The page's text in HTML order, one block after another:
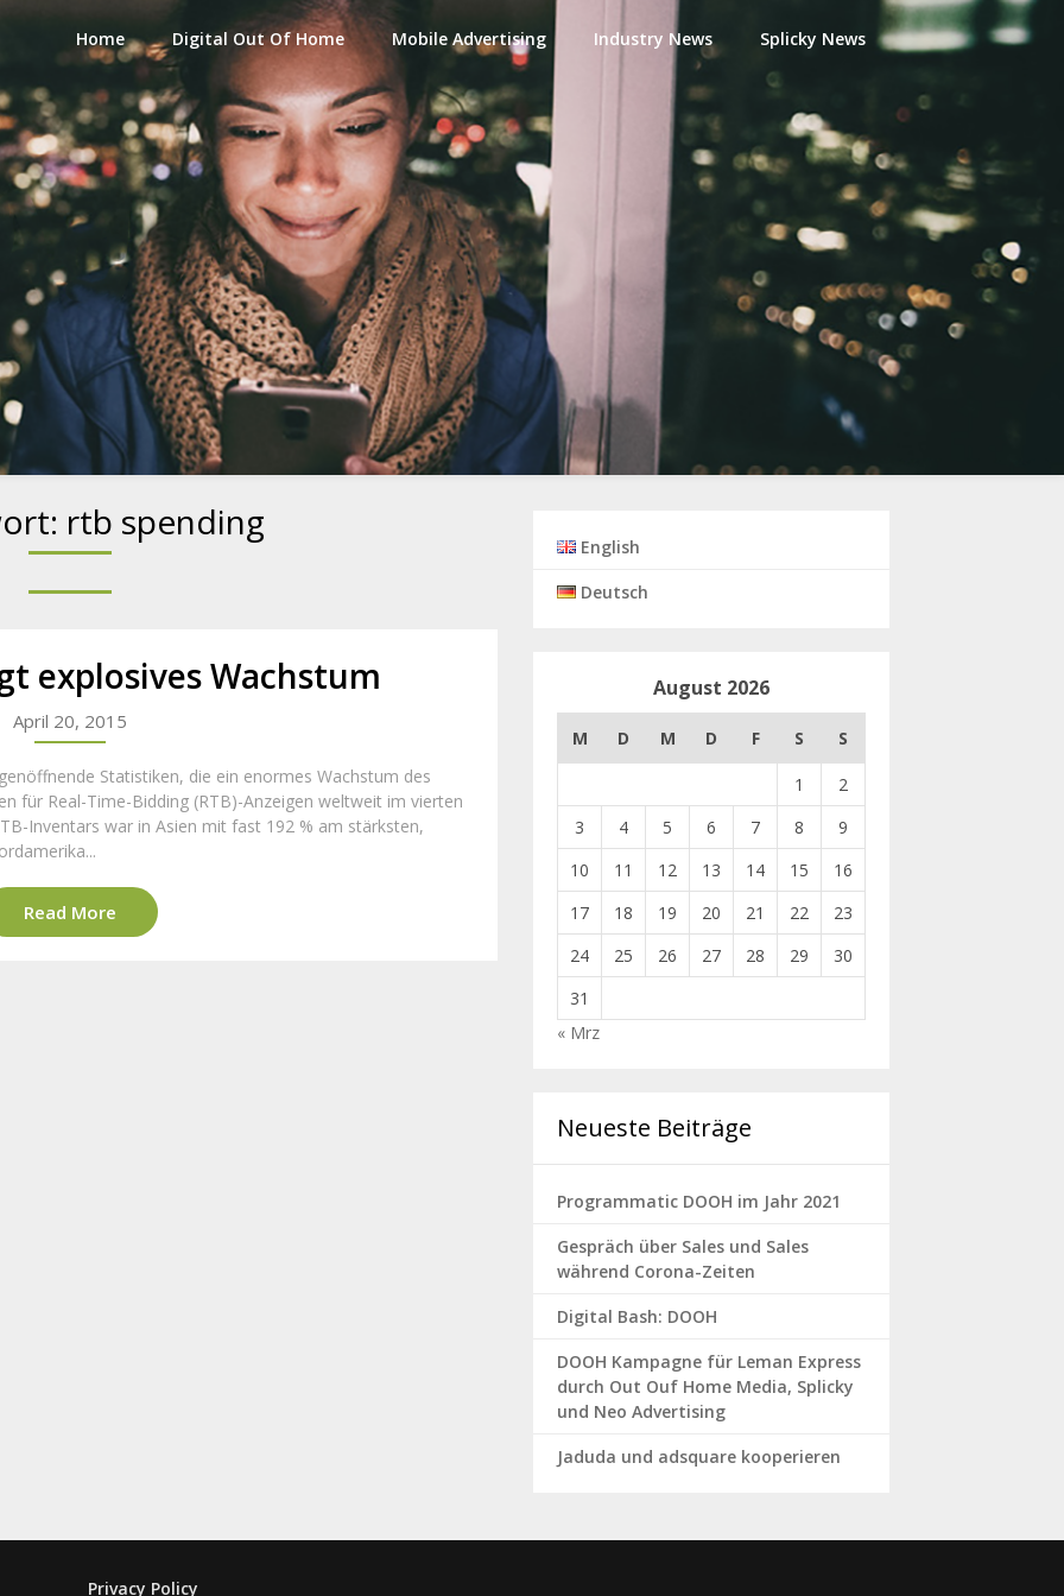
Home Digital Out Of Home Mobile Advertising Industry News Splicky News
rtb spending
explosives Wachstum
April 20, 2015
Statistiken, die ein enormes Wachstum des
für Real-Time-Bidding (RTB)-Anzeigen weltweit im vierten
Inventars war in Asien mit fast 192 % am stärksten,
Read More
English
Deutsch
August 2026
M D M D F S S
1
2
3
4 5 6 7 8
9
10
11 12 13 14 15
16
17
18 19 20 21 22
23
24
25 26 27 28 29
30
31
« Mrz
Neueste Beiträge
Programmatic DOOH im Jahr 2021
Gespräch über Sales und Sales
während Corona-Zeiten
Digital Bash: DOOH
DOOH Kampagne für Leman Express
durch Out Ouf Home Media, Splicky
und Neo Advertising
Jaduda und adsquare kooperieren
Privacy Policy